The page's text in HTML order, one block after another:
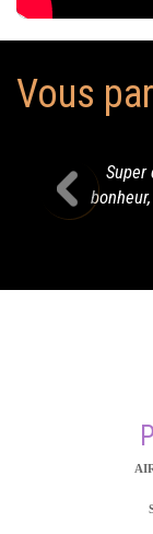
Vous
Super